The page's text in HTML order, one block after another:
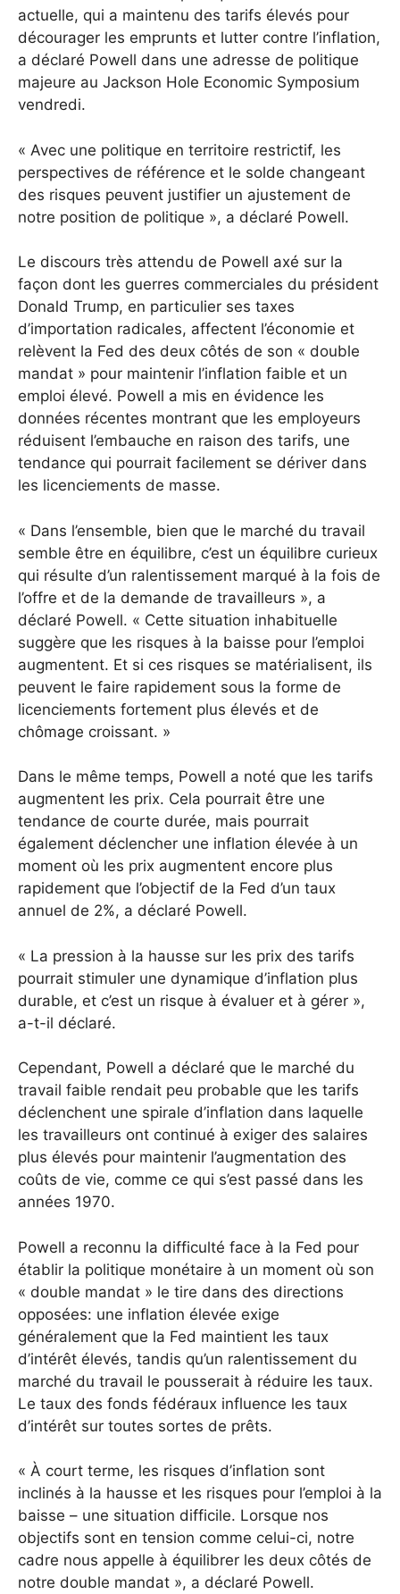
actuelle, qui a maintenu des tarifs élevés pour
décourager les emprunts et lutter contre l’inflation,
a déclaré Powell dans une adresse de politique
majeure au Jackson Hole Economic Symposium
vendredi.
« Avec une politique en territoire restrictif, les
perspectives de référence et le solde changeant
des risques peuvent justifier un ajustement de
notre position de politique », a déclaré Powell.
Le discours très attendu de Powell axé sur la
façon dont les guerres commerciales du président
Donald Trump, en particulier ses taxes
d’importation radicales, affectent l’économie et
relèvent la Fed des deux côtés de son « double
mandat » pour maintenir l’inflation faible et un
emploi élevé. Powell a mis en évidence les
données récentes montrant que les employeurs
réduisent l’embauche en raison des tarifs, une
tendance qui pourrait facilement se dériver dans
les licenciements de masse.
« Dans l’ensemble, bien que le marché du travail
semble être en équilibre, c’est un équilibre curieux
qui résulte d’un ralentissement marqué à la fois de
l’offre et de la demande de travailleurs », a
déclaré Powell. « Cette situation inhabituelle
suggère que les risques à la baisse pour l’emploi
augmentent. Et si ces risques se matérialisent, ils
peuvent le faire rapidement sous la forme de
licenciements fortement plus élevés et de
chômage croissant. »
Dans le même temps, Powell a noté que les tarifs
augmentent les prix. Cela pourrait être une
tendance de courte durée, mais pourrait
également déclencher une inflation élevée à un
moment où les prix augmentent encore plus
rapidement que l’objectif de la Fed d’un taux
annuel de 2%, a déclaré Powell.
« La pression à la hausse sur les prix des tarifs
pourrait stimuler une dynamique d’inflation plus
durable, et c’est un risque à évaluer et à gérer »,
a-t-il déclaré.
Cependant, Powell a déclaré que le marché du
travail faible rendait peu probable que les tarifs
déclenchent une spirale d’inflation dans laquelle
les travailleurs ont continué à exiger des salaires
plus élevés pour maintenir l’augmentation des
coûts de vie, comme ce qui s’est passé dans les
années 1970.
Powell a reconnu la difficulté face à la Fed pour
établir la politique monétaire à un moment où son
« double mandat » le tire dans des directions
opposées: une inflation élevée exige
généralement que la Fed maintient les taux
d’intérêt élevés, tandis qu’un ralentissement du
marché du travail le pousserait à réduire les taux.
Le taux des fonds fédéraux influence les taux
d’intérêt sur toutes sortes de prêts.
« À court terme, les risques d’inflation sont
inclinés à la hausse et les risques pour l’emploi à la
baisse – une situation difficile. Lorsque nos
objectifs sont en tension comme celui-ci, notre
cadre nous appelle à équilibrer les deux côtés de
notre double mandat », a déclaré Powell.